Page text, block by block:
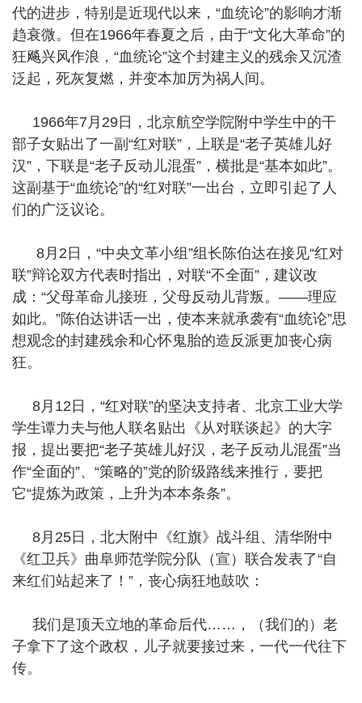
代的进步，特别是近现代以来，“血统论”的影响才渐
趋衰微。但在1966年春夏之后，由于“文化大革命”的
狂飚兴风作浪，“血统论”这个封建主义的残余又沉渣
泛起，死灰复燃，并变本加厉为祸人间。
1966年7月29日，北京航空学院附中学生中的干
部子女贴出了一副“红对联”，上联是“老子英雄儿好
汉”，下联是“老子反动儿混蛋”，横批是“基本如此”。
这副基于“血统论”的“红对联”一出台，立即引起了人
们的广泛议论。
8月2日，“中央文革小组”组长陈伯达在接见“红对
联”辩论双方代表时指出，对联“不全面”，建议改
成：“父母革命儿接班，父母反动儿背叛。——理应
如此。”陈伯达讲话一出，使本来就承袭有“血统论”思
想观念的封建残余和心怀鬼胎的造反派更加丧心病
狂。
8月12日，“红对联”的坚决支持者、北京工业大学
学生谭力夫与他人联名贴出《从对联谈起》的大字
报，提出要把“老子英雄儿好汉，老子反动儿混蛋”当
作“全面的”、“策略的”党的阶级路线来推行，要把
它“提炼为政策，上升为本本条条”。
8月25日，北大附中《红旗》战斗组、清华附中
《红卫兵》曲阜师范学院分队（宣）联合发表了“自
来红们站起来了！”，丧心病狂地鼓吹：
我们是顶天立地的革命后代……，（我们的）老
子拿下了这个政权，儿子就要接过来，一代一代往下
传。